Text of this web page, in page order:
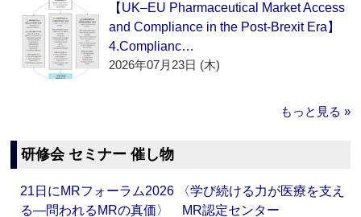
【UK–EU Pharmaceutical Market Access
and Compliance in the Post-Brexit Era】
4.Complianc…
2026年07月23日 (木)
もっと見る »
研修会 セミナー 催し物
21日にMRフォーラム2026 〈学び続ける力が医療を支え
る―問われるMRの真価〉 MR認定センター